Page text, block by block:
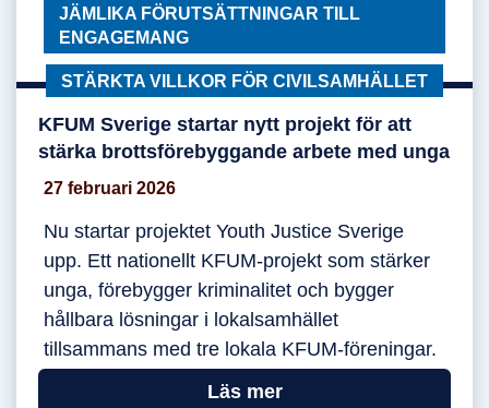
KFUM Sverige startar nytt projekt för att
stärka brottsförebyggande arbete med unga
KFUM Sverige startar nytt projekt för att stärka
KATEGORI:
JÄMLIKA FÖRUTSÄTTNINGAR TILL
ENGAGEMANG
KATEGORI:
STÄRKTA VILLKOR FÖR CIVILSAMHÄLLET
27 februari 2026
Nu startar projektet Youth Justice Sverige
upp. Ett nationellt KFUM-projekt som stärker
unga, förebygger kriminalitet och bygger
hållbara lösningar i lokalsamhället
tillsammans med tre lokala KFUM-föreningar.
Läs mer